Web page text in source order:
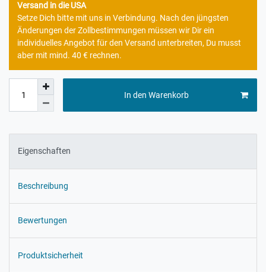
Versand in die USA
Setze Dich bitte mit uns in Verbindung. Nach den jüngsten
Änderungen der Zollbestimmungen müssen wir Dir ein
individuelles Angebot für den Versand unterbreiten, Du musst
aber mit mind. 40 € rechnen.
In den Warenkorb
Eigenschaften
Beschreibung
Bewertungen
Produktsicherheit